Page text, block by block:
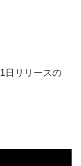
日リリースの